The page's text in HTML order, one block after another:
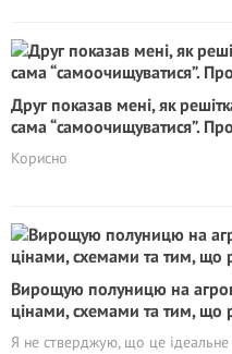
Друг показав мені, як
сама “самоочищуватися”.
Корисно
Вирощую полуницю на
цінами, схемами та тим, що
Я не стверджую, що це ідеальне